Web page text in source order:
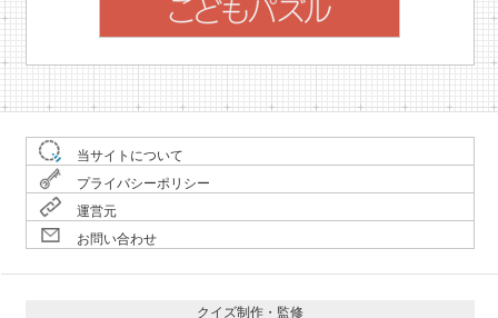
当サイトについて
プライバシーポリシー
運営元
お問い合わせ
クイズ制作・監修